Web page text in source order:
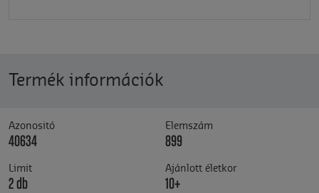
Termék információk
Azonositó
40634
Elemszám
899
Limit
2 db
Ajánlott életkor
10+